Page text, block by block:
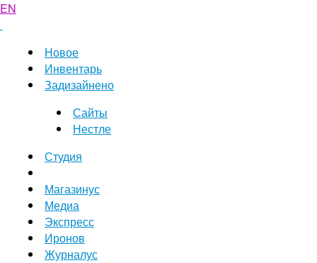
EN
Новое
Инвентарь
Задизайнено
Сайты
Нестле
Студия
Магазинус
Медиа
Экспресс
Иронов
Журналус